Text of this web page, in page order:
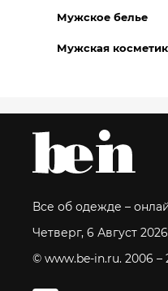
Мужское белье
Мужская
Все об одежде –
Четверг, 6 Август 2026
© www.be-in.ru. 2006 –